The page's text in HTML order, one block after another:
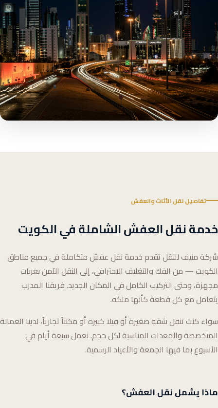
تفاصيل نقل الأثاث والعفش
خدمة نقل العفش الشاملة في الكويت
شركة منيف للنقل تقدم خدمة نقل عفش متكاملة في جميع مناطق
الكويت — من الفك والتغليف الاحترافي، إلى النقل الآمن بعربات
مجهزة، وحتى التركيب الكامل في المكان الجديد. فريقنا المدرب
يتعامل مع كل قطعة كأنها ملكه.
سواء كنت تنقل شقة صغيرة أو فيلا كبيرة أو مكتباً تجارياً، لدينا العمالة
المتخصصة والمعدات المناسبة لكل حجم. نعمل سبعة أيام في
الأسبوع بما فيها الجمعة والأعياد الرسمية.
ماذا يشمل نقل العفش؟